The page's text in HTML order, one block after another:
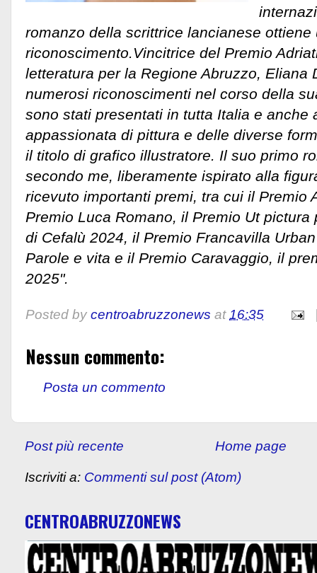
romanzo della scrittrice lancianese ottiene
riconoscimento.Vincitrice del Premio
letteratura per la Regione Abruzzo, Eliana
numerosi riconoscimenti nel corso della
sono stati presentati in tutta Italia e anche
appassionata di pittura e delle diverse
il titolo di grafico illustratore. Il suo primo
secondo me, liberamente ispirato alla
ricevuto importanti premi, tra cui il Premio
Premio Luca Romano, il Premio Ut pictura
di Cefalù 2024, il Premio Francavilla
Parole e vita e il Premio Caravaggio, il
2025".
Posted by centroabruzzonews at16:35
Nessun commento:
Posta un commento
Post più recente Home page
Iscriviti a: Commenti sul post (Atom)
CENTROABRUZZONEWS